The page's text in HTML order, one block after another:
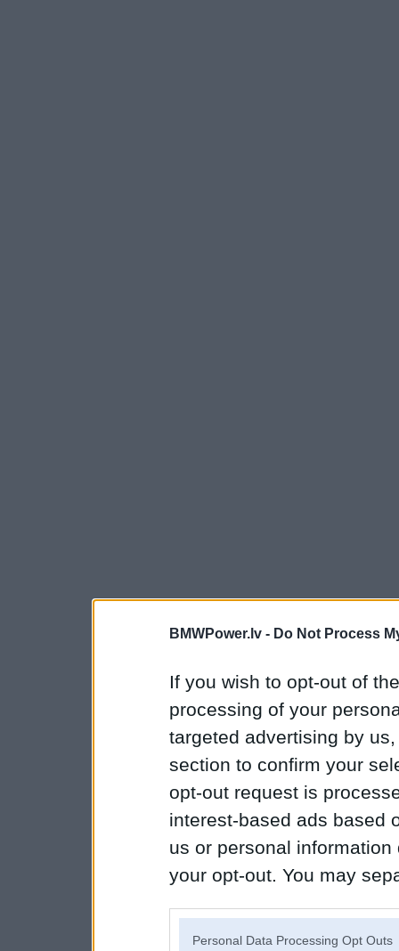
BMWPower.lv - Do Not Process
If you wish to opt-out of
processing of your
targeted advertising by
section to confirm your
opt-out request is
interest-based ads based
us or personal
your opt-out. You may
Personal Data Processing Opt Outs